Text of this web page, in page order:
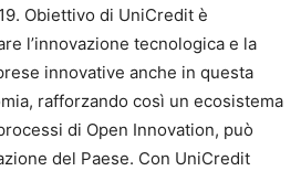
Obiettivo di UniCredit è
l’innovazione tecnologica e la
innovative anche in questa
rafforzando così un ecosistema
di Open Innovation, può
del Paese. Con UniCredit